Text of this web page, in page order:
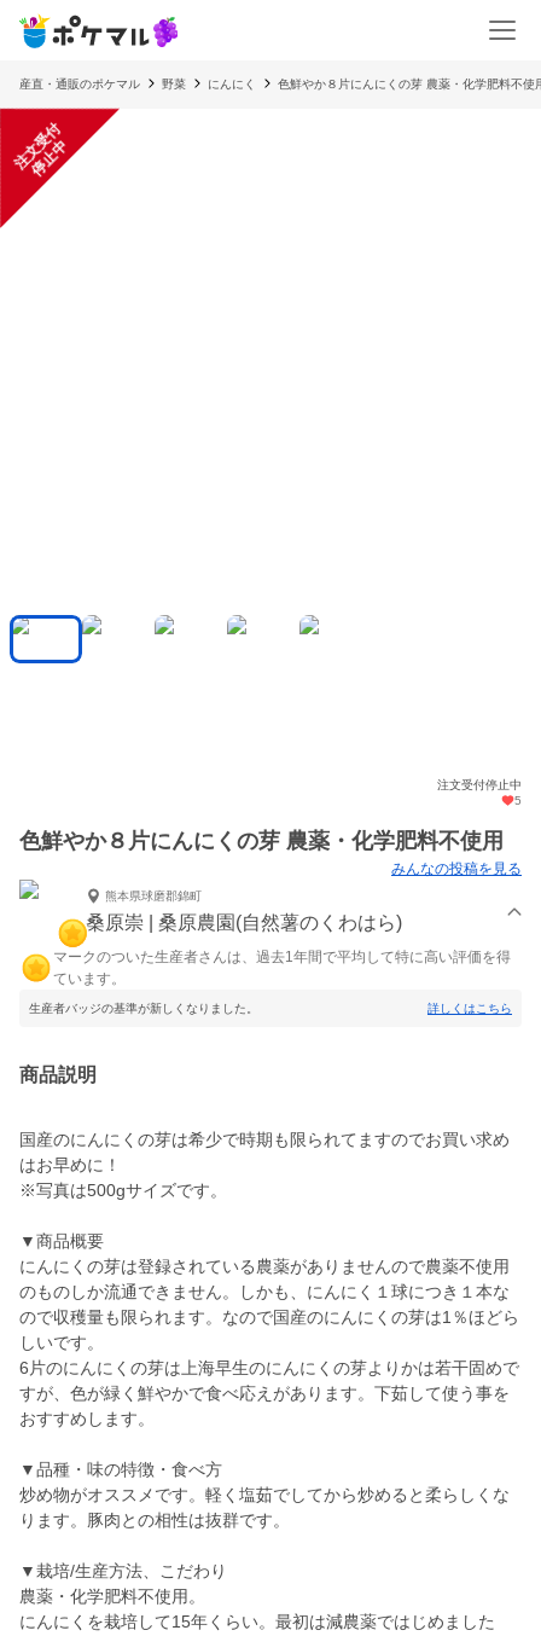
産直・通販のポケマル 野菜 にんにく 色鮮やか８片にんにくの芽 農薬・化学肥料不使
注
文
受
付
停
止
中
注文受付停止中
5
色鮮やか８片にんにくの芽 農薬・化学肥料不使用
みんなの投稿を見る
熊本県球磨郡錦町
桑原崇 | 桑原農園(自然薯のくわはら)
マークのついた生産者さんは、過去1年間で平均して特に高い評価を得
ています。
生産者バッジの基準が新しくなりました。 詳しくはこちら
商品説明
国産のにんにくの芽は希少で時期も限られてますのでお買い求め
はお早めに！
※写真は500gサイズです。
▼商品概要
にんにくの芽は登録されている農薬がありませんので農薬不使用
のものしか流通できません。しかも、にんにく１球につき１本な
ので収穫量も限られます。なので国産のにんにくの芽は1％ほどら
しいです。
6片のにんにくの芽は上海早生のにんにくの芽よりかは若干固めで
すが、色が緑く鮮やかで食べ応えがあります。下茹して使う事を
おすすめします。
▼品種・味の特徴・食べ方
炒め物がオススメです。軽く塩茹でしてから炒めると柔らしくな
ります。豚肉との相性は抜群です。
▼栽培/生産方法、こだわり
農薬・化学肥料不使用。
にんにくを栽培して15年くらい。最初は減農薬ではじめました